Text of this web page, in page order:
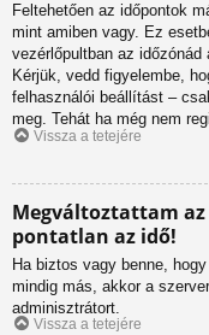
Feltehetően az időpontok
mint amiben vagy. Ez
vezérlőpultban az
Kérjük, vedd figyelembe,
felhasználói beállítást –
meg. Tehát ha még nem
Vissza a tetejére
Megváltoztattam
pontatlan az idő!
Ha biztos vagy benne,
mindig más, akkor a
adminisztrátort.
Vissza a tetejére